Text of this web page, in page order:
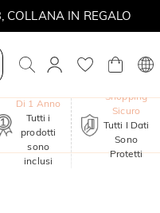
COLLANA IN REGALO
Di 1 Anno
Tutti i
prodotti
sono
inclusi
Shopping
Sicuro
Tutti I Dati
Sono
Protetti